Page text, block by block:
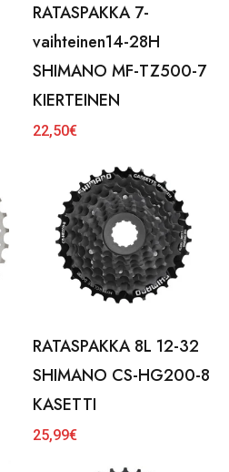
RATASPAKKA 7-
vaihteinen14-28H
SHIMANO MF-TZ500-7
KIERTEINEN
22,50€
RATASPAKKA 8L 12-32
SHIMANO CS-HG200-8
KASETTI
25,99€